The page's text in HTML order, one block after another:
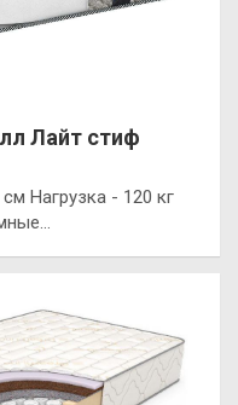
Лайт стиф
Нагрузка - 120 кг